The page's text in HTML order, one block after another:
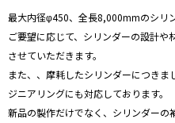
最大内径φ450、全長8,000mmのシリ
ご要望に応じて、シリンダーの設計
させていただきます。
また、、摩耗したシリンダーにつき
ジニアリングにも対応しております。
新品の製作だけでなく、シリンダーの